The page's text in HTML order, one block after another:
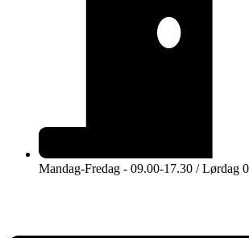
Mandag-Fredag - 09.00-17.30 / Lørdag